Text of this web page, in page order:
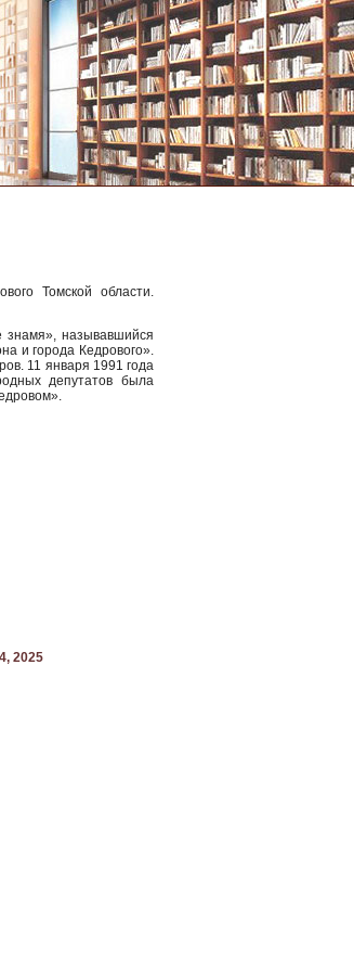
Томской области.
знамя», называвшийся
и города Кедрового».
11 января 1991 года
депутатов была
2025